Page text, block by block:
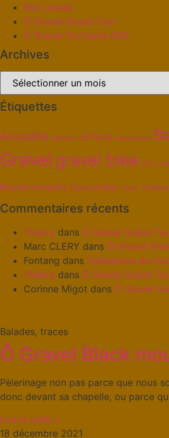
Non classé
Ô Gravel Grand Tour
Ô Gravel Occitanie 600
Archives
Étiquettes
Actualité adhésion Arfons Association
Gravel gravel bike IGG k-
Bicycle company Surprise Ride Touch
Commentaires récents
Thierry dans Ô Gravel Grand
Marc CLERY dans Ô Gravel
Fontang dans Validations de
Thierry dans Ô Gravel Grand
Corinne Migot dans Ô Gravel
Balades, traces
Ô Gravel Black
Pèlerinage non pas parce que nous
donc devant sa chapelle, ou parce
Lire la suite »
18 décembre 2021